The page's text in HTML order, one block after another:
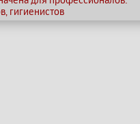
гигиенистов